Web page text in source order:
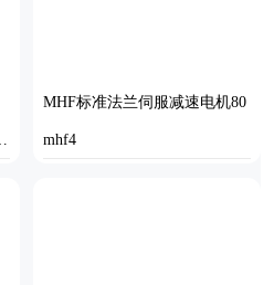
MHF标准法兰伺服减速电机80
mhf4